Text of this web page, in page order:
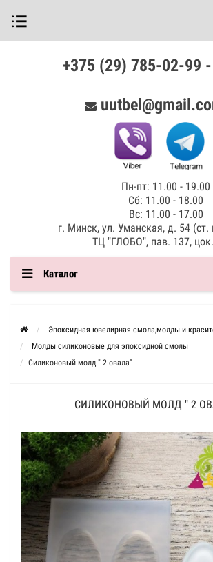
+375 (29) 785-02-99
Пн-пт: 11.00 - 19.00
Сб: 11.00 - 18.00
Вс: 11.00 - 17.00
г. Минск, ул. Уманская, д. 54
ТЦ "ГЛОБО", пав. 137,
Каталог
Эпоксидная ювелирная смола,молды и
Молды силиконовые для эпоксидной смолы
Силиконовый молд " 2 овала"
СИЛИКОНОВЫЙ МОЛД " 2